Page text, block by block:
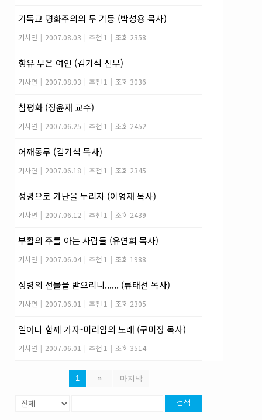
기독교 평화주의의 두 기둥 (박성용 목사)
기사연 | 2007.08.03 | 추천 1 | 조회 2358
향유 부은 여인 (김기석 신부)
기사연 | 2007.08.03 | 추천 1 | 조회 3036
참평화 (장윤재 교수)
기사연 | 2007.06.25 | 추천 1 | 조회 2452
어깨동무 (김기석 목사)
기사연 | 2007.06.18 | 추천 1 | 조회 2345
성령으로 가난을 누리자 (이영재 목사)
기사연 | 2007.06.12 | 추천 1 | 조회 2439
부활의 주를 아는 사람들 (유연희 목사)
기사연 | 2007.06.04 | 추천 1 | 조회 1988
성령의 선물을 받으리니...... (류태선 목사)
기사연 | 2007.06.01 | 추천 1 | 조회 2305
일어나 함께 가자-미리암의 노래 (구미정 목사)
기사연 | 2007.06.01 | 추천 1 | 조회 3514
1 » 마지막
검색